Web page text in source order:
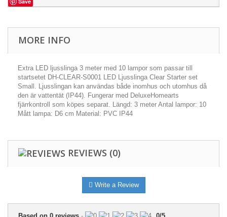
MORE INFO
Extra LED ljusslinga 3 meter med 10 lampor som passar till
startsetet DH-CLEAR-S0001 LED Ljusslinga Clear Starter set
Small. Ljusslingan kan användas både inomhus och utomhus då
den är vattentät (IP44). Fungerar med DeluxeHomearts
fjärrkontroll som köpes separat. Längd: 3 meter Antal lampor: 10
Mått lampa: D6 cm Material: PVC IP44
REVIEWS (0)
Write a Review